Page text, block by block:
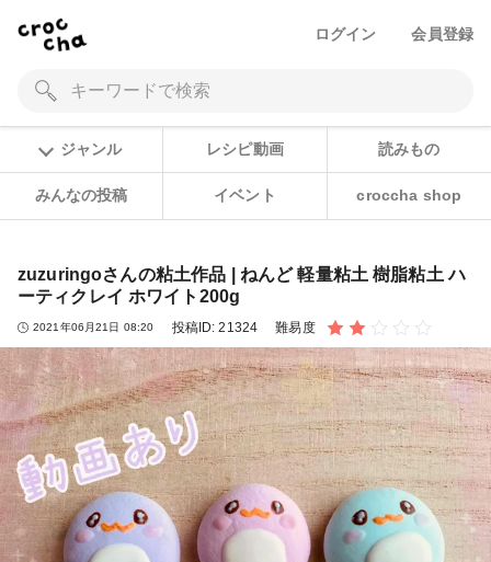
ログイン 会員登録
ジャンル レシピ動画 読みもの
みんなの投稿 イベント croccha shop
zuzuringoさんの粘土作品 | ねんど 軽量粘土 樹脂粘土 ハ
ーティクレイ ホワイト200g
2021年06月21日 08:20 投稿ID:21324 難易度